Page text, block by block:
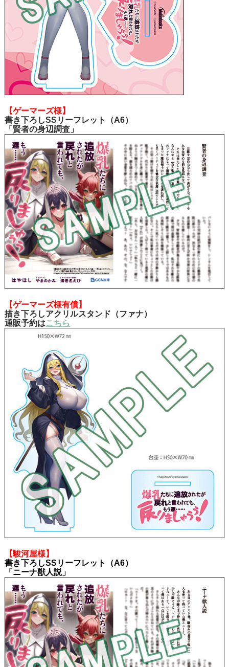
【ゲーマーズ様】
書き下ろしSSリーフレット（A6）
「賢者の身辺調査」
【ゲーマーズ様有償】
描き下ろしアクリルスタンド（ファナ）
通販予約はこちら
【駿河屋様】
書き下ろしSSリーフレット（A6）
「ニーナ獣人説」